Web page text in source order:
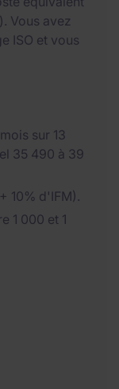
Vous avez
ISO et vous
sur 13
35 490 à 39
10% d'IFM).
1 000 et 1